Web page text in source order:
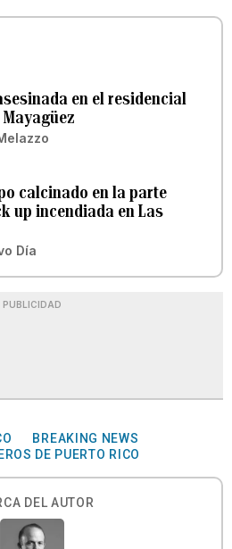
en el residencial
calcinado en la parte
up incendiada en Las
Día
PUBLICIDAD
BREAKING NEWS
DE PUERTO RICO
DEL AUTOR